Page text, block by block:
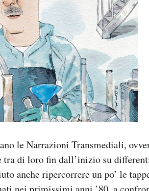
le Narrazioni Transmediali,
tra di loro fin dall’inizio su
anche ripercorrere un po’ le